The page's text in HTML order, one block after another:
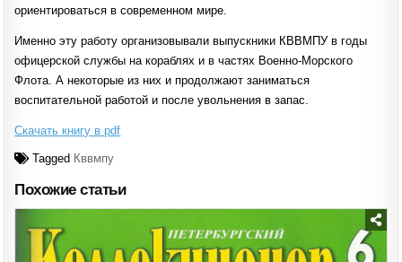
ориентироваться в современном мире.
Именно эту работу организовывали выпускники КВВМПУ в годы
офицерской службы на кораблях и в частях Военно-Морского
Флота. А некоторые из них и продолжают заниматься
воспитательной работой и после увольнения в запас.
Скачать книгу в pdf
Tagged Кввмпу
Похожие статьи
Posted